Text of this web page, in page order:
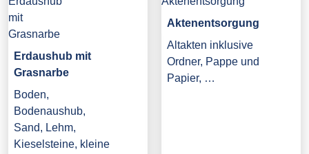
Erdaushub mit
Grasnarbe
Boden,
Bodenaushub,
Sand, Lehm,
Kieselsteine, kleine
Aktenentsorgung
Altakten inklusive
Ordner, Pappe und
Papier, …